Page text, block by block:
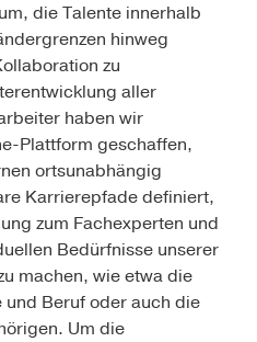
die Talente innerhalb
hinweg
zu
aller
haben wir
Plattform geschaffen,
ortsunabhängig
Karrierepfade definiert,
zum Fachexperten und
Bedürfnisse unserer
machen, wie etwa die
Beruf oder auch die
Um die